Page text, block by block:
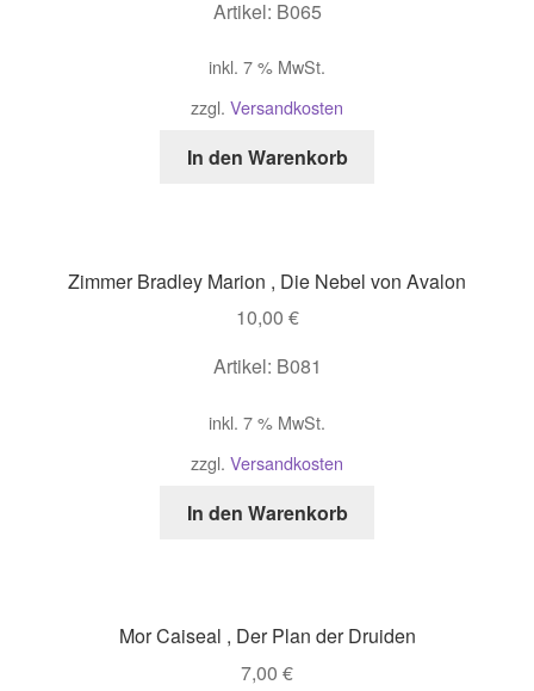
Artikel: B065
inkl. 7 % MwSt.
zzgl. Versandkosten
In den Warenkorb
Zimmer Bradley Marion , Die Nebel von Avalon
10,00 €
Artikel: B081
inkl. 7 % MwSt.
zzgl. Versandkosten
In den Warenkorb
Mor Caiseal , Der Plan der Druiden
7,00 €